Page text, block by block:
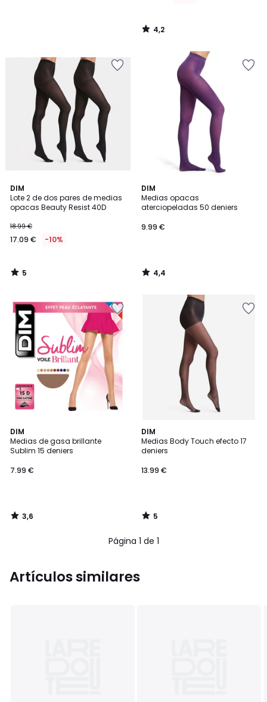
4,2
/
DIM
Lote 2 de dos pares de medias
opacas Beauty Resist 40D
18.99 €
17.09 € -10%
5
/
5
5
/
DIM
Medias opacas
aterciopeladas 50 deniers
9.99 €
4,4
/ 5
4,4
/
DIM
Medias de gasa brillante
Sublim 15 deniers
7.99 €
3,6
/ 5
3,6
/
DIM
Medias Body Touch efecto 17
deniers
13.99 €
5
/
5
5
/
Página 1 de 1
Artículos similares